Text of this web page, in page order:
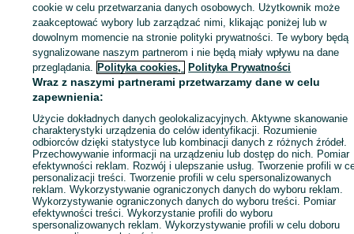
Zaloguj się / Załóż konto
Kup
cookie w celu przetwarzania danych osobowych. Użytkownik może
zaakceptować wybory lub zarządzać nimi, klikając poniżej lub w
dowolnym momencie na stronie polityki prywatności. Te wybory będą
sygnalizowane naszym partnerom i nie będą miały wpływu na dane
przeglądania. Polityka cookies, Polityka Prywatności
Wraz z naszymi partnerami przetwarzamy dane w celu
zapewnienia:
Użycie dokładnych danych geolokalizacyjnych. Aktywne skanowanie
charakterystyki urządzenia do celów identyfikacji. Rozumienie
odbiorców dzięki statystyce lub kombinacji danych z różnych źródeł.
Przechowywanie informacji na urządzeniu lub dostęp do nich. Pomiar
efektywności reklam. Rozwój i ulepszanie usług. Tworzenie profili w
personalizacji treści. Tworzenie profili w celu spersonalizowanych
reklam. Wykorzystywanie ograniczonych danych do wyboru reklam.
Wykorzystywanie ograniczonych danych do wyboru treści. Pomiar
efektywności treści. Wykorzystanie profili do wyboru
spersonalizowanych reklam. Wykorzystywanie profili w celu doboru